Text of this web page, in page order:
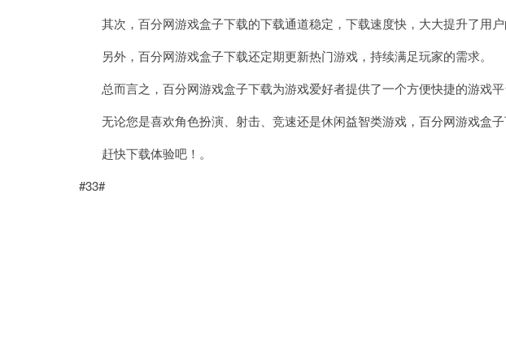
其次，百分网游戏盒子下载的下载通道稳定，下载速度快，大大提升了用户
另外，百分网游戏盒子下载还定期更新热门游戏，持续满足玩家的需求。
总而言之，百分网游戏盒子下载为游戏爱好者提供了一个方便快捷的游戏平
无论您是喜欢角色扮演、射击、竞速还是休闲益智类游戏，百分网游戏盒子
赶快下载体验吧！。
#33#